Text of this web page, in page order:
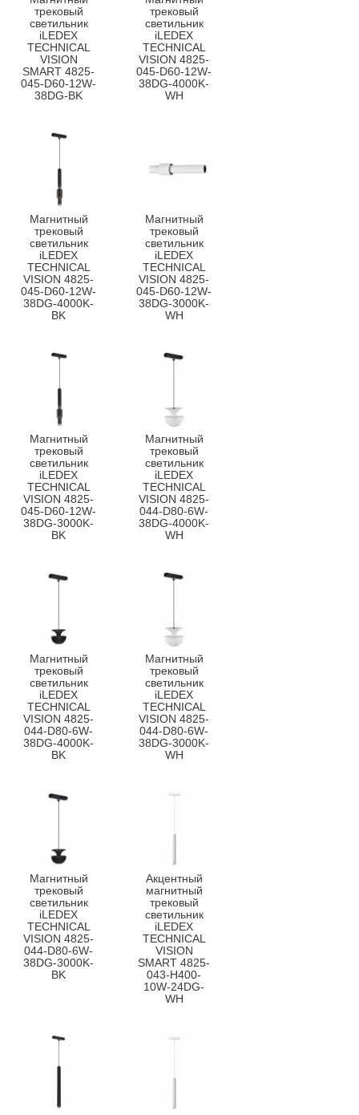
трековый
светильник
iLEDEX
TECHNICAL
VISION
SMART 4825-
045-D60-12W-
38DG-BK
трековый
светильник
iLEDEX
TECHNICAL
VISION 4825-
045-D60-12W-
38DG-4000K-
WH
Магнитный
трековый
светильник
iLEDEX
TECHNICAL
VISION 4825-
045-D60-12W-
38DG-4000K-
BK
Магнитный
трековый
светильник
iLEDEX
TECHNICAL
VISION 4825-
045-D60-12W-
38DG-3000K-
WH
Магнитный
трековый
светильник
iLEDEX
TECHNICAL
VISION 4825-
045-D60-12W-
38DG-3000K-
BK
Магнитный
трековый
светильник
iLEDEX
TECHNICAL
VISION 4825-
044-D80-6W-
38DG-4000K-
WH
Магнитный
трековый
светильник
iLEDEX
TECHNICAL
VISION 4825-
044-D80-6W-
38DG-4000K-
BK
Магнитный
трековый
светильник
iLEDEX
TECHNICAL
VISION 4825-
044-D80-6W-
38DG-3000K-
WH
Магнитный
трековый
светильник
iLEDEX
TECHNICAL
VISION 4825-
044-D80-6W-
38DG-3000K-
BK
Акцентный
магнитный
трековый
светильник
iLEDEX
TECHNICAL
VISION
SMART 4825-
043-H400-
10W-24DG-
WH